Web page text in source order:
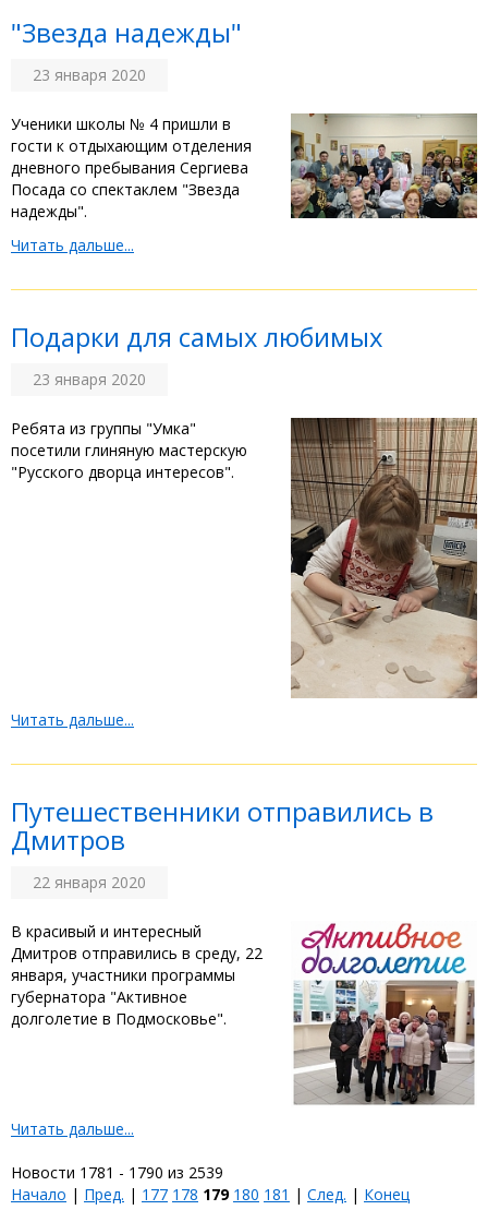
"Звезда надежды"
23 января 2020
Ученики школы № 4 пришли в
гости к отдыхающим отделения
дневного пребывания Сергиева
Посада со спектаклем "Звезда
надежды".
Читать дальше...
Подарки для самых любимых
23 января 2020
Ребята из группы "Умка"
посетили глиняную мастерскую
"Русского дворца интересов".
Читать дальше...
Путешественники отправились в
Дмитров
22 января 2020
В красивый и интересный
Дмитров отправились в среду, 22
января, участники программы
губернатора "Активное
долголетие в Подмосковье".
Читать дальше...
Новости 1781 - 1790 из 2539
Начало | Пред. | 177 178 179 180 181 | След. | Конец